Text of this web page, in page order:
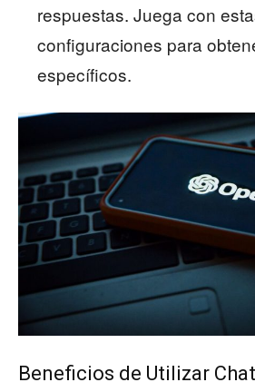
respuestas. Juega con
configuraciones para
específicos.
Beneficios de Utilizar